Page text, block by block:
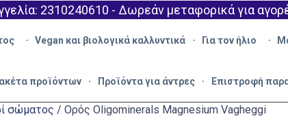
2310240610 - Δωρεάν μεταφορικά για
Vegan και βιολογικά καλλυντικά Για τον ήλιο
προϊόντων Προϊόντα για άντρες Επιστροφή
σώματος / Ορός Oligominerals Magnesium Vagheggi